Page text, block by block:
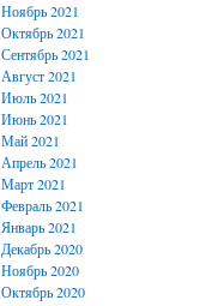
Ноябрь 2021
Октябрь 2021
Сентябрь 2021
Август 2021
Июль 2021
Июнь 2021
Май 2021
Апрель 2021
Март 2021
Февраль 2021
Январь 2021
Декабрь 2020
Ноябрь 2020
Октябрь 2020